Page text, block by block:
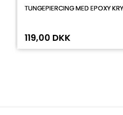
TUNGEPIERCING MED EPOXY
119,00 DKK